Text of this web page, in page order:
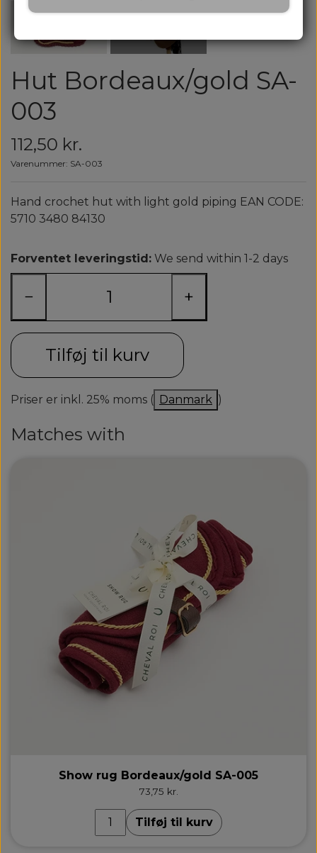
Hut Bordeaux/gold SA-
003
112,50 kr.
Varenummer: SA-003
Hand crochet hut with light gold piping EAN CODE:
5710 3480 84130
Forventet leveringstid: We send within 1-2 days
− +
Tilføj til kurv
Priser er inkl. 25% moms ( Danmark )
Matches with
Show rug Bordeaux/gold SA-005
73,75 kr.
Tilføj til kurv